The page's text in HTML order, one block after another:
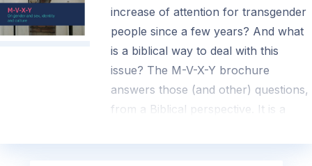
increase of attention for transgender
people since a few years? And what
is a biblical way to deal with this
issue? The M-V-X-Y brochure
answers those (and other) questions,
from a Biblical perspective. It is a
to know more about this topic or